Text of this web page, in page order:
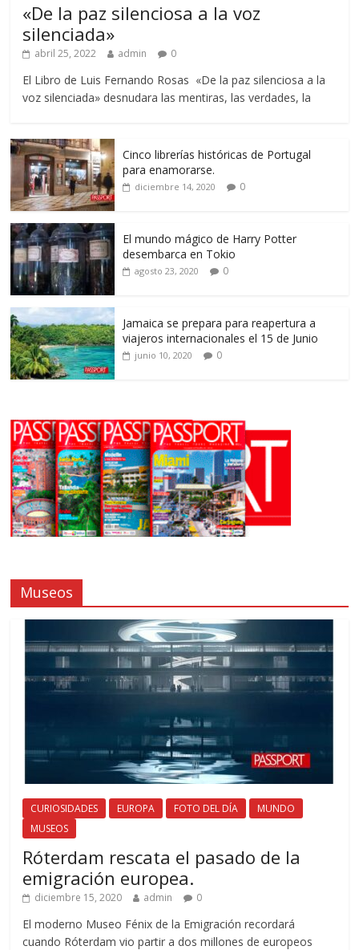
«De la paz silenciosa a la voz
silenciada»
abril 25, 2022 admin 0
El Libro de Luis Fernando Rosas «De la paz silenciosa a la
voz silenciada» desnudara las mentiras, las verdades, la
Cinco librerías históricas de Portugal
para enamorarse.
diciembre 14, 2020 0
El mundo mágico de Harry Potter
desembarca en Tokio
agosto 23, 2020 0
Jamaica se prepara para reapertura a
viajeros internacionales el 15 de Junio
junio 10, 2020 0
Museos
CURIOSIDADES EUROPA FOTO DEL DÍA
MUNDO
MUSEOS
Róterdam rescata el pasado de la
emigración europea.
diciembre 15, 2020 admin 0
El moderno Museo Fénix de la Emigración recordará
cuando Róterdam vio partir a dos millones de europeos